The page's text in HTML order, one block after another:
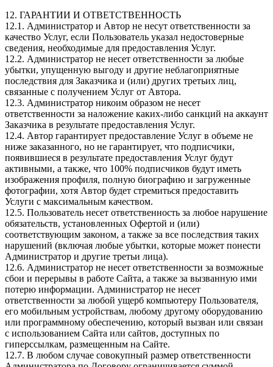
12. ГАРАНТИИ И ОТВЕТСТВЕННОСТЬ
12.1. Администратор и Автор не несут ответственности за
качество Услуг, если Пользователь указал недостоверные
сведения, необходимые для предоставления Услуг.
12.2. Администратор не несет ответственности за любые
убытки, упущенную выгоду и другие неблагоприятные
последствия для Заказчика и (или) других третьих лиц,
связанные с получением Услуг от Автора.
12.3. Администратор никоим образом не несет
ответственности за наложение каких-либо санкций на аккаунт
Заказчика в результате предоставления Услуг.
12.4. Автор гарантирует предоставление Услуг в объеме не
ниже заказанного, но не гарантирует, что подписчики,
появившиеся в результате предоставления Услуг будут
активными, а также, что 100% подписчиков будут иметь
изображения профиля, полную биографию и загруженные
фотографии, хотя Автор будет стремиться предоставить
Услуги с максимальным качеством.
12.5. Пользователь несет ответственность за любое нарушение
обязательств, установленных Офертой и (или)
соответствующим законом, а также за все последствия таких
нарушений (включая любые убытки, которые может понести
Администратор и другие третьи лица).
12.6. Администратор не несет ответственности за возможные
сбои и перерывы в работе Сайта, а также за вызванную ими
потерю информации. Администратор не несет
ответственности за любой ущерб компьютеру Пользователя,
его мобильным устройствам, любому другому оборудованию
или программному обеспечению, который вызван или связан
с использованием Сайта или сайтов, доступных по
гиперссылкам, размещенным на Сайте.
12.7. В любом случае совокупный размер ответственности